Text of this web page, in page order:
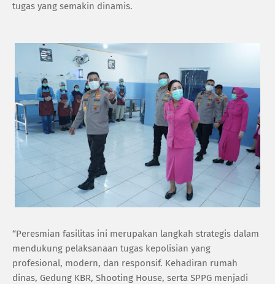
tugas yang semakin dinamis.
‎“Peresmian fasilitas ini merupakan langkah strategis dalam
mendukung pelaksanaan tugas kepolisian yang
profesional, modern, dan responsif. Kehadiran rumah
dinas, Gedung KBR, Shooting House, serta SPPG menjadi